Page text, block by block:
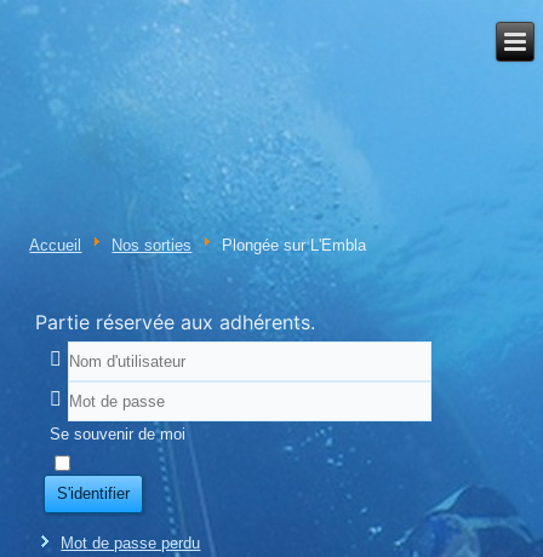
Accueil Nos sorties Plongée sur L'Embla
Partie réservée aux adhérents.
Se souvenir de moi
S'identifier
Mot de passe perdu